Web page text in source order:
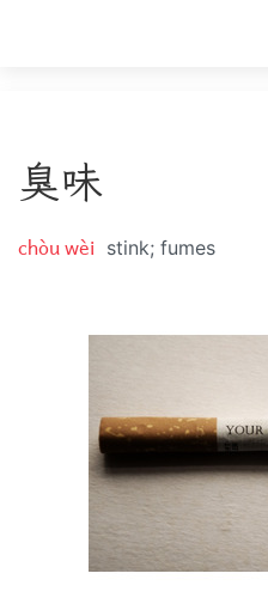
臭味
chòu wèi stink; fumes